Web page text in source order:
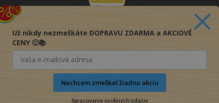
Už nikdy nezmeškáte DOPRAVU ZDARMA a AKCIOVÉ
CENY 🙂📚
Nechcem zmeškať žiadnu akciu
Spracovanie osobných údajov